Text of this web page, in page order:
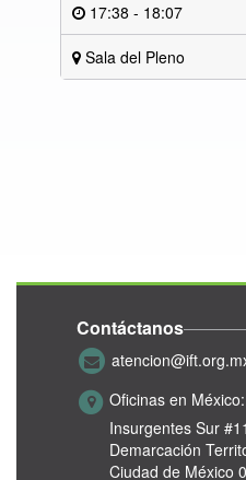
17:38 - 18:07
Sala del Pleno
Contáctanos
Oficinas en México:
Insurgentes Sur
Demarcación
Ciudad de México